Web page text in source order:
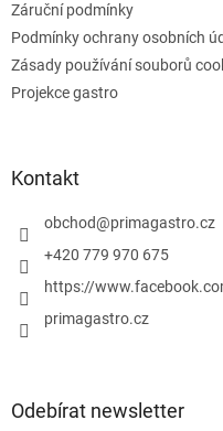
Záruční podmínky
Podmínky ochrany osobních
Zásady používání souborů
Projekce gastro
Kontakt
obchod@primagastro.cz
+420 779 970 675
https://
primagastro.cz
Odebírat newsletter